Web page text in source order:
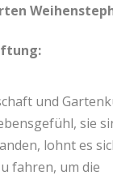
und
sie
lohnt es
fahren, um die